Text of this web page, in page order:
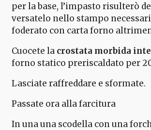
per la base, l’impasto risulterò
versatelo nello stampo
foderato con carta forno
Cuocete la crostata morbida
forno statico preriscaldato per
Lasciate raffreddare e sformate.
Passate ora alla farcitura
In una una scodella con una